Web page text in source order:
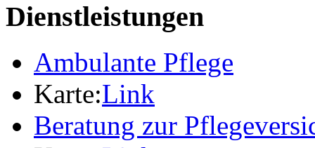
Dienstleistungen
Ambulante Pflege
Karte:Link
Beratung zur